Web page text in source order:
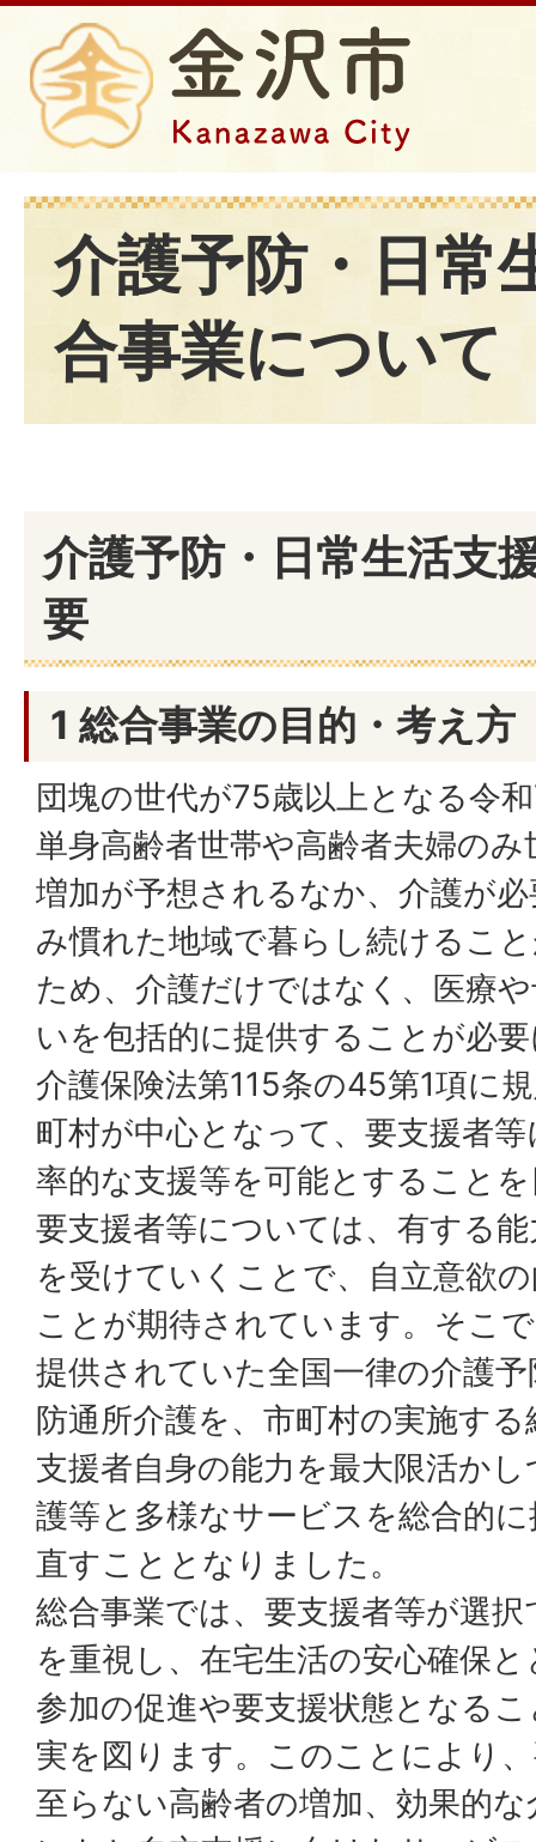
介護予防・日常
合事業について
介護予防・日常生活支
要
1 総合事業の目的・考え方
団塊の世代が75歳以上となる令
単身高齢者世帯や高齢者夫婦の
増加が予想されるなか、介護が
み慣れた地域で暮らし続けるこ
ため、介護だけではなく、医療
いを包括的に提供することが必
介護保険法第115条の45第1項に
町村が中心となって、要支援者
率的な支援等を可能とすること
要支援者等については、有する
を受けていくことで、自立意欲
ことが期待されています。そこ
提供されていた全国一律の介護
防通所介護を、市町村の実施す
支援者自身の能力を最大限活か
護等と多様なサービスを総合的
直すこととなりました。
総合事業では、要支援者等が選
を重視し、在宅生活の安心確保
参加の促進や要支援状態となる
実を図ります。このことにより
至らない高齢者の増加、効果的